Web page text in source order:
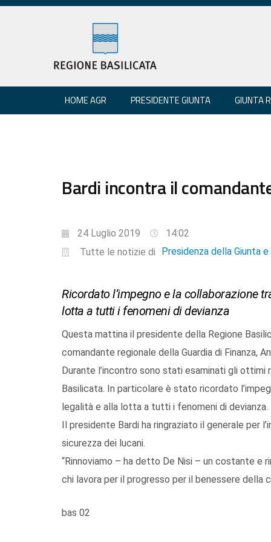
HOME AGR PRESIDENTE GIUNTA GIUNTA
Bardi incontra il
24 Luglio 2019
14:02
Tutte le notizie di
Presidenza della Giunta
Ricordato l’impegno e la collaborazione
lotta a tutti i fenomeni di devianza
Questa mattina il presidente della Regione
comandante regionale della Guardia di Finanza,
Durante l’incontro sono stati esaminati gli ottimi
Basilicata. In particolare è stato ricordato
legalità e alla lotta a tutti i fenomeni di devianza.
Il presidente Bardi ha ringraziato il generale per
sicurezza dei lucani.
“Rinnoviamo – ha detto De Nisi – un costante e
chi lavora per il progresso per il benessere della
bas 02